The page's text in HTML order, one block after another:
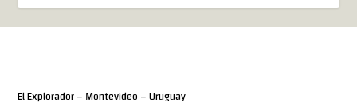
El Explorador – Montevideo – Uruguay